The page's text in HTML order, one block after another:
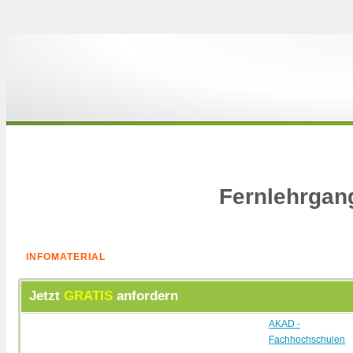
INFOMATERIAL
Jetzt GRATIS anfordern
AKAD -
Fachhochschulen